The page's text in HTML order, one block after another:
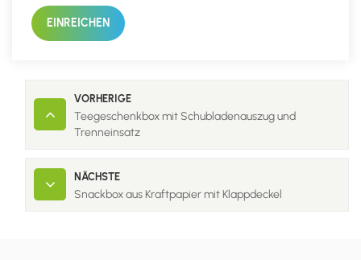
EINREICHEN
VORHERIGE
Teegeschenkbox mit Schubladenauszug und
Trenneinsatz
NÄCHSTE
Snackbox aus Kraftpapier mit Klappdeckel